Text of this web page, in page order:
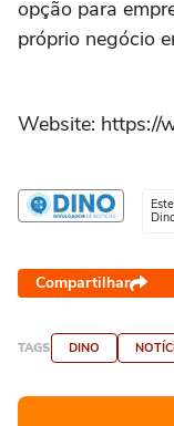
opção para
próprio negócio
Website: https://
Compartilhar
TAGS DINO